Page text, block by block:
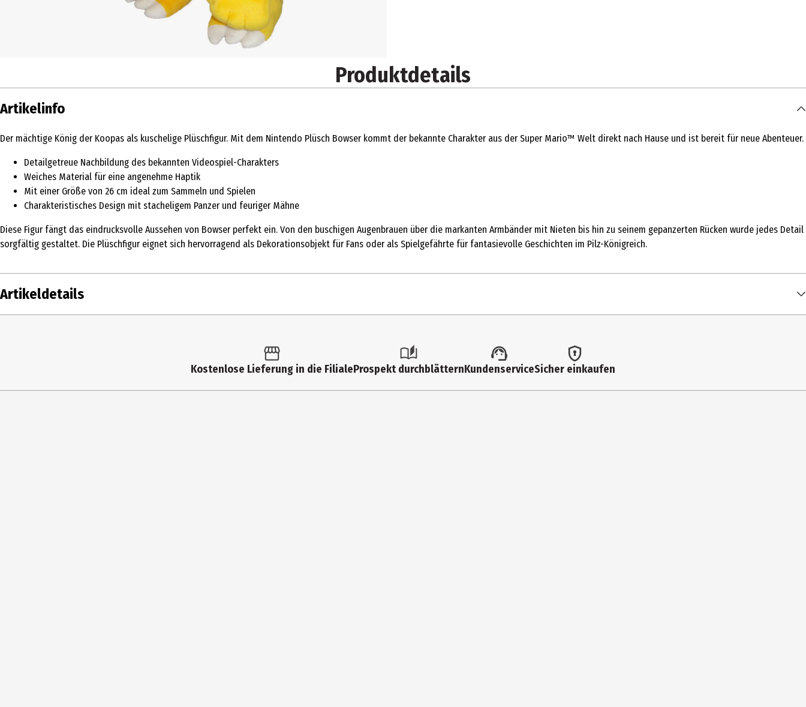
Produktdetails
Artikelinfo
Der mächtige König der Koopas als kuschelige Plüschfigur. Mit dem Nintendo Plüsch Bowser kommt der bekannte Charakter aus der Super Mario™ Welt direkt nach Hause und ist bereit für neue Abenteuer.
Detailgetreue Nachbildung des bekannten Videospiel-Charakters
Weiches Material für eine angenehme Haptik
Mit einer Größe von 26 cm ideal zum Sammeln und Spielen
Charakteristisches Design mit stacheligem Panzer und feuriger Mähne
Diese Figur fängt das eindrucksvolle Aussehen von Bowser perfekt ein. Von den buschigen Augenbrauen über die markanten Armbänder mit Nieten bis hin zu seinem gepanzerten Rücken wurde jedes Detail
sorgfältig gestaltet. Die Plüschfigur eignet sich hervorragend als Dekorationsobjekt für Fans oder als Spielgefährte für fantasievolle Geschichten im Pilz-Königreich.
Artikeldetails
Stephane Gosdoue
Kostenlose Lieferung in die FilialeProspekt durchblätternKundenserviceSicher einkaufen